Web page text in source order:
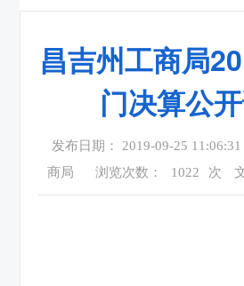
昌吉州工商局
门决算公
发布日期： 2019-09-25 11:06:31
商局
浏览次数： 1022 次